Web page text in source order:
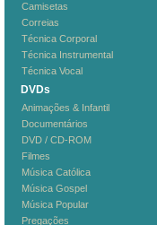
Camisetas
Correias
Técnica Corporal
Técnica Instrumental
Técnica Vocal
DVDs
Animações & Infantil
Documentários
DVD / CD-ROM
Filmes
Música Católica
Música Gospel
Música Popular
Pregações